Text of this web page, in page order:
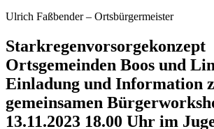
Ulrich Faßbender – Ortsbürgermeister
Starkregenvorsorgekonzept
Ortsgemeinden Boos und
Einladung und Information
gemeinsamen
13.11.2023 18.00 Uhr im